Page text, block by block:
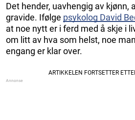
Det hender, uavhengig av kjønn,
gravide. Ifølge psykolog David
at noe nytt er i ferd med å skje i
om litt av hva som helst, noe
engang er klar over.